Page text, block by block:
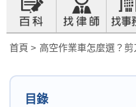
首頁 高空作業車怎麼選？
目錄